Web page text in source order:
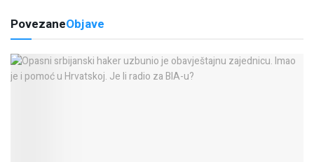
PovezaneObjave